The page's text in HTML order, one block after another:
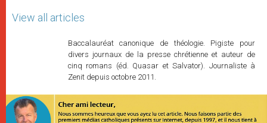
View all articles
Baccalauréat canonique de théologie. Pigiste pour
divers journaux de la presse chrétienne et auteur de
cinq romans (éd. Quasar et Salvator). Journaliste à
Zenit depuis octobre 2011.